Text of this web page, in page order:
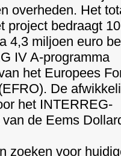
overheden. Het
project bedraagt
4,3 miljoen euro
IV A-programma
het Europees
De
het INTERREG-
de Eems
zoeken voor